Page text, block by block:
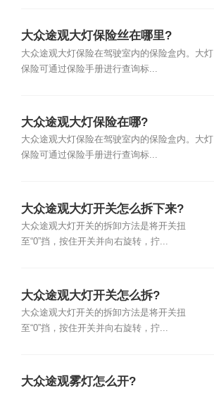
大众途观大灯保险丝在哪里?
大众途观大灯保险在驾驶室内的保险盒内。大灯
保险可通过保险手册进行查询标...
大众途观大灯保险在哪?
大众途观大灯保险在驾驶室内的保险盒内。大灯
保险可通过保险手册进行查询标...
大众途观大灯开关怎么拆下来?
大众途观大灯开关的拆卸方法是将开关扭
至“0”挡，按住开关并向右旋转，拧...
大众途观大灯开关怎么拆?
大众途观大灯开关的拆卸方法是将开关扭
至“0”挡，按住开关并向右旋转，拧...
大众途观雾灯怎么开?